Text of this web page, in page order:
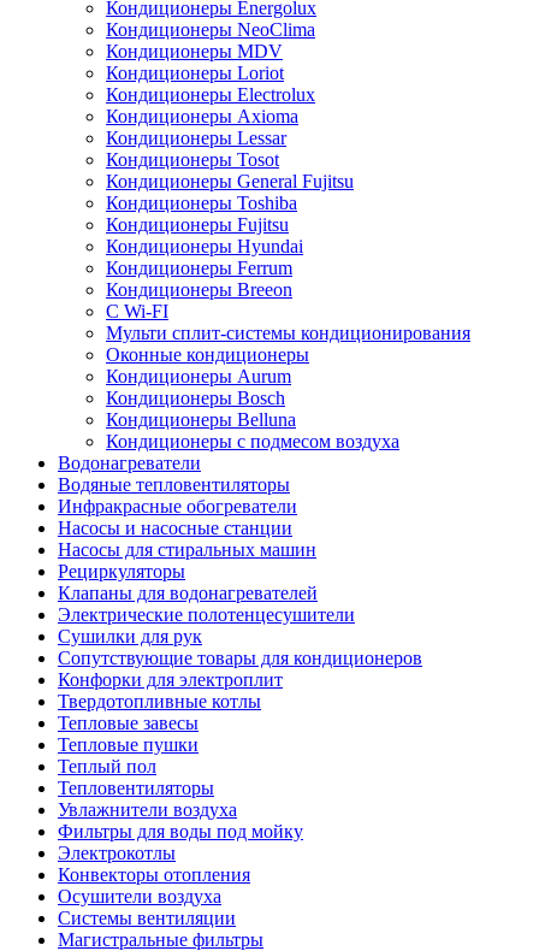
Кондиционеры Energolux
Кондиционеры NeoClima
Кондиционеры MDV
Кондиционеры Loriot
Кондиционеры Electrolux
Кондиционеры Axioma
Кондиционеры Lessar
Кондиционеры Tosot
Кондиционеры General Fujitsu
Кондиционеры Toshiba
Кондиционеры Fujitsu
Кондиционеры Hyundai
Кондиционеры Ferrum
Кондиционеры Breeon
С Wi-FI
Мульти сплит-системы кондиционирования
Оконные кондиционеры
Кондиционеры Aurum
Кондиционеры Bosch
Кондиционеры Belluna
Кондиционеры с подмесом воздуха
Водонагреватели
Водяные тепловентиляторы
Инфракрасные обогреватели
Насосы и насосные станции
Насосы для стиральных машин
Рециркуляторы
Клапаны для водонагревателей
Электрические полотенцесушители
Сушилки для рук
Сопутствующие товары для кондиционеров
Конфорки для электроплит
Твердотопливные котлы
Тепловые завесы
Тепловые пушки
Теплый пол
Тепловентиляторы
Увлажнители воздуха
Фильтры для воды под мойку
Электрокотлы
Конвекторы отопления
Осушители воздуха
Системы вентиляции
Магистральные фильтры